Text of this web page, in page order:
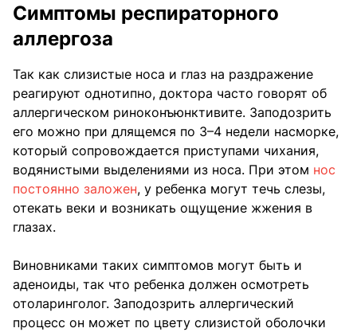
Симптомы респираторного
аллергоза
Так как слизистые носа и глаз на раздражение
реагируют однотипно, доктора часто говорят об
аллергическом риноконъюнктивите. Заподозрить
его можно при длящемся по 3–4 недели насморке,
который сопровождается приступами чихания,
водянистыми выделениями из носа. При этом нос
постоянно заложен, у ребенка могут течь слезы,
отекать веки и возникать ощущение жжения в
глазах.
Виновниками таких симптомов могут быть и
аденоиды, так что ребенка должен осмотреть
отоларинголог. Заподозрить аллергический
процесс он может по цвету слизистой оболочки